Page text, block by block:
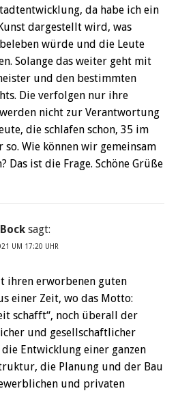
da habe ich ein
dargestellt wird, was
würde und die Leute
Solange das weiter geht mit
und den bestimmten
Die verfolgen nur ihre
nicht zur Verantwortung
die schlafen schon, 35 im
Wie können wir gemeinsam
Das ist die Frage. Schöne Grüße
sagt:
UM 17:20 UHR
ihren erworbenen guten
einer Zeit, wo das Motto:
schafft“, noch überall der
und gesellschaftlicher
Entwicklung einer ganzen
die Planung und der Bau
und privaten